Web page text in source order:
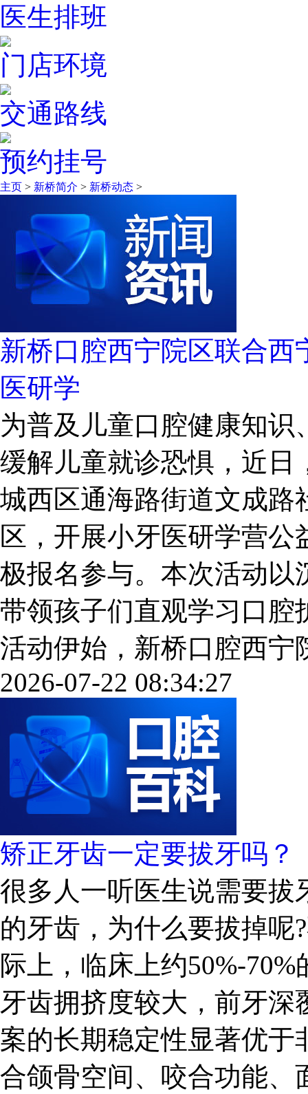
医生排班
门店环境
交通路线
预约挂号
主页 > 新桥简介 > 新桥动态 >
新桥口腔西宁院区联合西
医研学
为普及儿童口腔健康知
缓解儿童就诊恐惧，近日
城西区通海路街道文成路
区，开展小牙医研学营
极报名参与。本次活动以
带领孩子们直观学习口腔
活动伊始，新桥口腔西宁
2026-07-22 08:34:27
矫正牙齿一定要拔牙吗？
很多人一听医生说需要拔
的牙齿，为什么要拔掉呢
际上，临床上约50%-
牙齿拥挤度较大，前牙
案的长期稳定性显著优于
合颌骨空间、咬合功能、